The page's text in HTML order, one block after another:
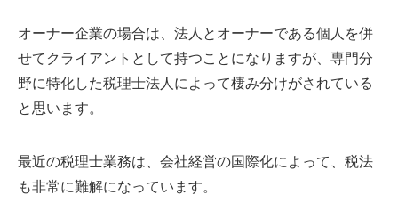
オーナー企業の場合は、法人とオーナーである個人を併
せてクライアントとして持つことになりますが、専門分
野に特化した税理士法人によって棲み分けがされている
と思います。
最近の税理士業務は、会社経営の国際化によって、税法
も非常に難解になっています。